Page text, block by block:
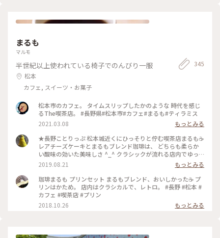
まるも
マルモ
半世紀以上使われている椅子でのんびり一服
松本
カフェ, スイーツ・お菓子
345
松本市のカフェ。 タイムスリップしたかのような 時代を感じ
るThe喫茶店。 #長野県#松本市#カフェ#まるも#ティラミス
2021.03.08
もっとみる
★長野ことりっぷ 松本城近くにひっそりと佇む喫茶店まるも☕️
レアチーズケーキとまるもブレンド珈琲は、 どちらも柔らか
い酸味の効いた美味しさ ^_^ クラシックが流れる店内でゆっ
くり旅の計画たてました🙂 #旅のひととき #ことりっぷ長野 #
珈琲
2019.08.21
もっとみる
珈琲まるも プリンセット まるもブレンド、おいしかった☕️ プ
リンはかため。 店内はクラシカルで、レトロ。 #長野 #松本 #
カフェ #喫茶店 #プリン
2018.10.26
もっとみる